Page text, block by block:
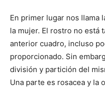
En primer lugar nos llama
la mujer. El rostro no está
anterior cuadro, incluso
proporcionado. Sin
división y partición del
Una parte es rosacea y la